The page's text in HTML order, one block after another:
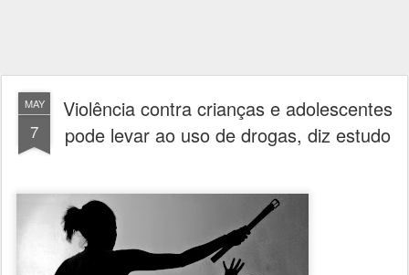
MAY
7
Violência contra crianças e adolescentes
pode levar ao uso de drogas, diz estudo